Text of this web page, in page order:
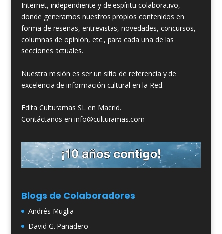
Internet, independiente y de espíritu colaborativo,
donde generamos nuestros propios contenidos en
forma de reseñas, entrevistas, novedades, concursos,
columnas de opinión, etc., para cada una de las
secciones actuales.
Nuestra misión es ser un sitio de referencia y de
excelencia de información cultural en la Red.
Edita Culturamas SL en Madrid.
Contáctanos en info@culturamas.com
Blogs de Colaboradores
Andrés Muglia
David G. Panadero